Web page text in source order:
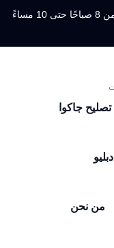
10 مساءً
جاكوا
من نحن